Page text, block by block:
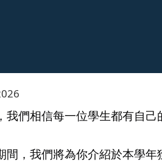
我們相信每一位學生都有自
間，我們將為你介紹於本學年